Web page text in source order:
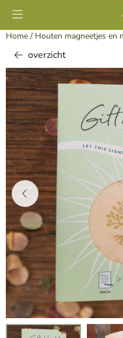
Cookievoorkeuren zijn
Home / Houten magneetjes en
overzicht